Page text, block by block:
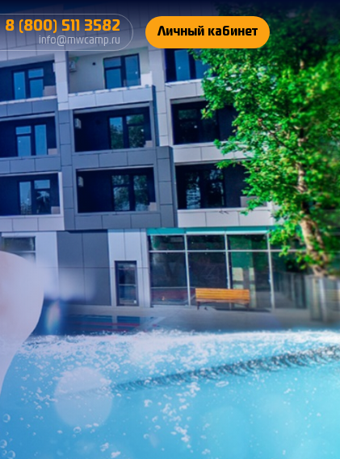
8 (800) 511 3582
info@mwcamp.ru
Личный кабинет